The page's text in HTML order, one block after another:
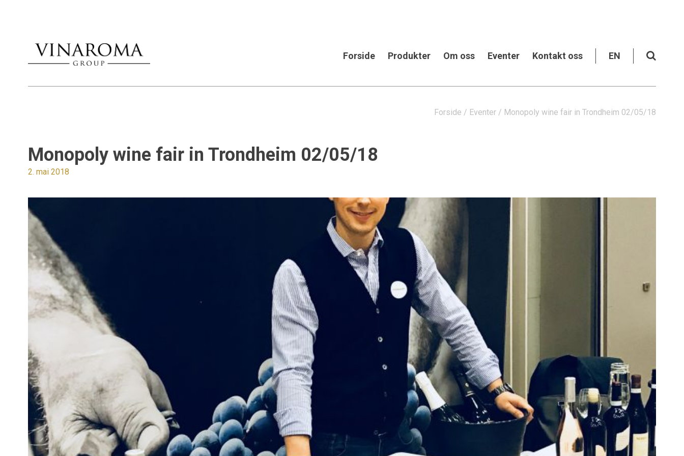
Forside Produkter Om oss Eventer Kontakt oss EN
Forside / Eventer / Monopoly wine fair in Trondheim 02/05/18
Monopoly wine fair in Trondheim 02/05/18
2. mai 2018